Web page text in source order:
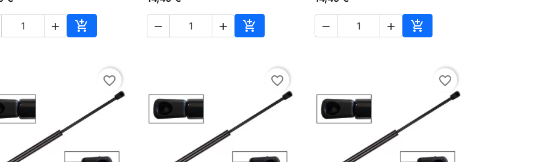
 
Adicionar ao carrinho
  
Adicionar ao carrinho
  
Adicionar ao carrinho
favorite_border favorite_border favorite_border